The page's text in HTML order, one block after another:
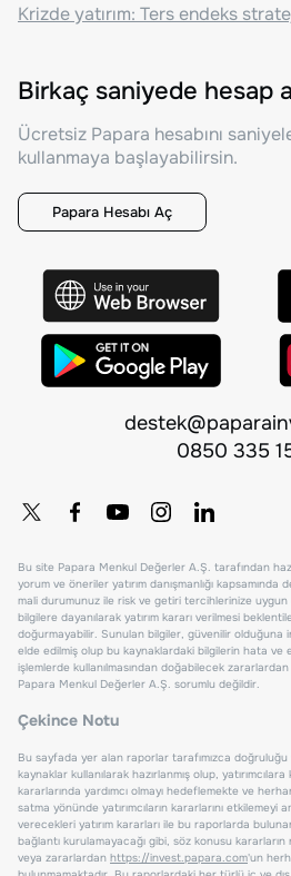
Krizde yatırım: Ters endeks
Birkaç saniyede hesap
Ücretsiz Papara hesabını
kullanmaya başlayabilirsin.
Papara Hesabı Aç
0850 335
Bu site Papara Menkul Değerler A.Ş. tarafından
yorum ve öneriler yatırım danışmanlığı
mali durumunuz ile risk ve getiri tercihlerinize
bilgilere dayanılarak yatırım kararı verilmesi
doğurmayabilir. Sunulan bilgiler, güvenilir olduğuna
elde edilmiş olup bu kaynaklardaki bilgilerin hata ve
işlemlerde kullanılmasından doğabilecek
Papara Menkul Değerler A.Ş. sorumlu değildir.
Çekince Notu
Bu sayfada yer alan raporlar tarafımızca
kaynaklar kullanılarak hazırlanmış olup,
kararlarında yardımcı olmayı hedeflemekte ve
satma yönünde yatırımcıların kararlarını etkilemeyi
verecekleri yatırım kararları ile bu raporlarda
bağlantı kurulamayacağı gibi, söz konusu kararların
veya zararlardan https://invest.papara.com'un